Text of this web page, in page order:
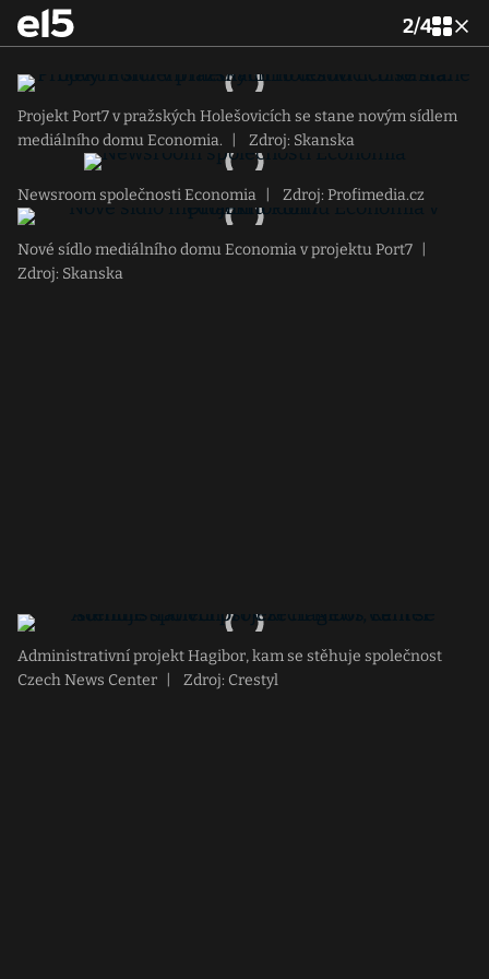
2/4
Projekt Port7 v pražských Holešovicích se stane novým sídlem
mediálního domu Economia.
Zdroj: Skanska
Newsroom společnosti Economia Zdroj: Profimedia.cz
Nové sídlo mediálního domu Economia v projektu Port7
Zdroj: Skanska
Administrativní projekt Hagibor, kam se stěhuje společnost
Czech News Center
Zdroj: Crestyl